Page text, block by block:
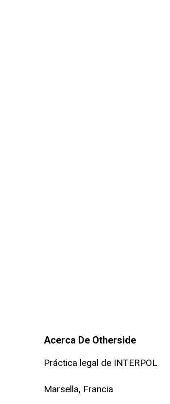
Acerca De Otherside
Práctica legal de INTERPOL
Marsella, Francia